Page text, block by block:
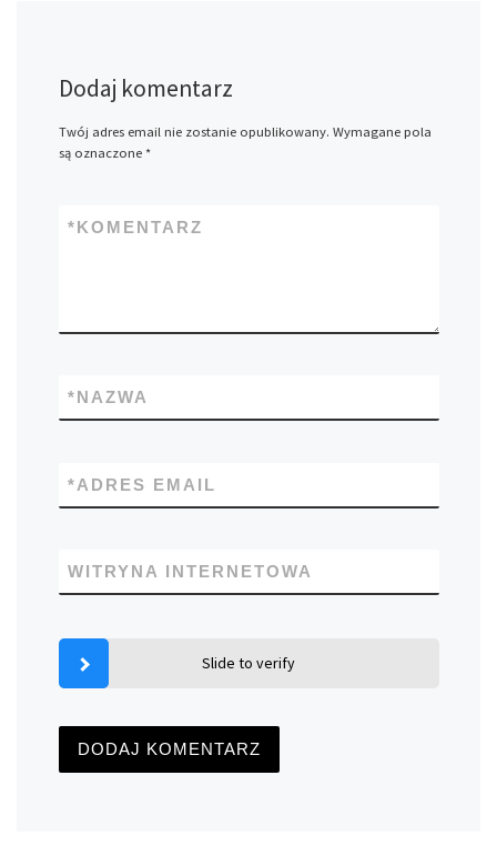
Dodaj komentarz
Twój adres email nie zostanie opublikowany. Wymagane pola
są oznaczone *
KOMENTARZ
*
NAZWA
*
ADRES EMAIL
*
WITRYNA INTERNETOWA
Slide to verify